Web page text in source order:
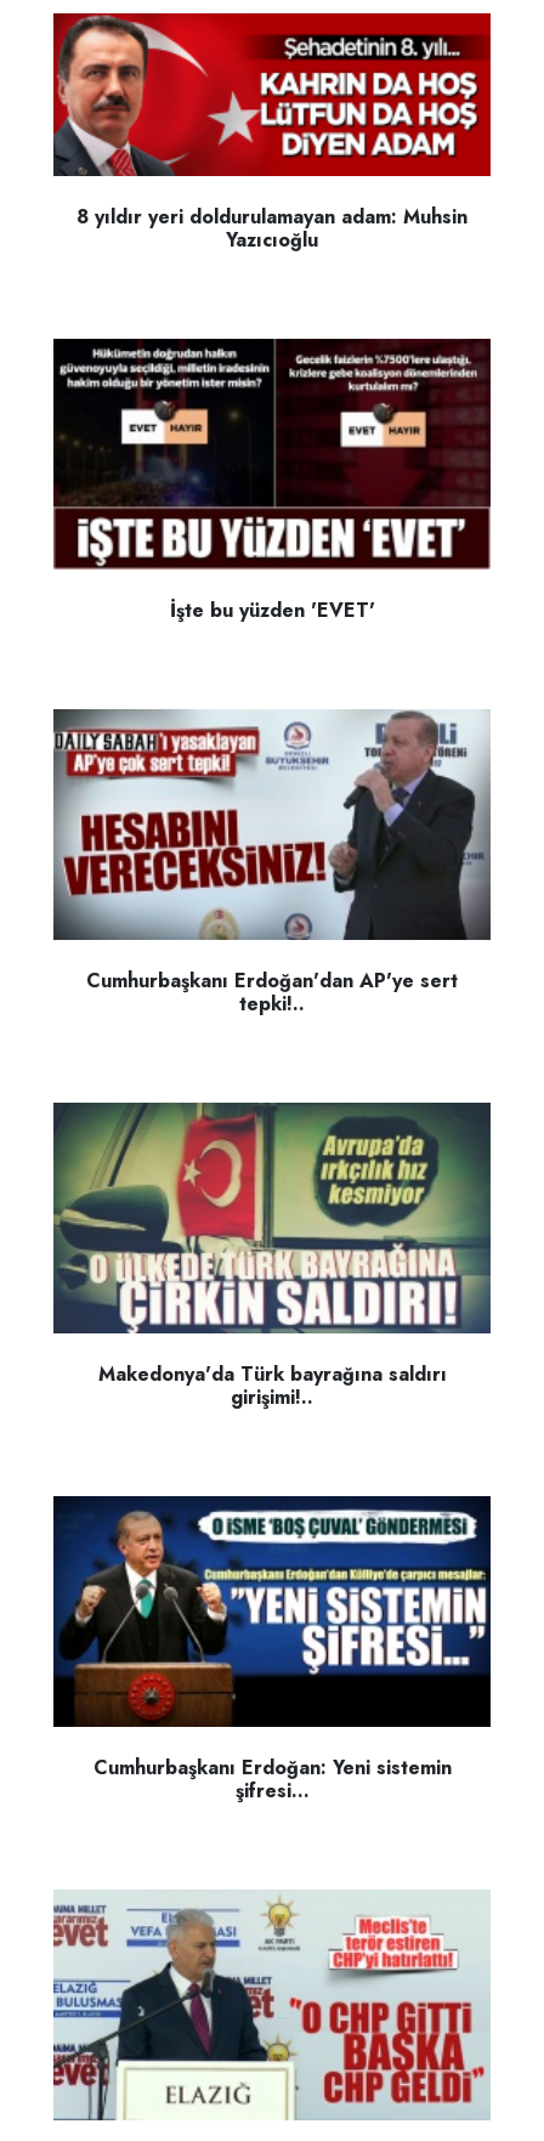
8 yıldır yeri doldurulamayan adam: Muhsin
Yazıcıoğlu
İşte bu yüzden 'EVET'
Cumhurbaşkanı Erdoğan'dan AP'ye sert
tepki!..
Makedonya'da Türk bayrağına saldırı
girişimi!..
Cumhurbaşkanı Erdoğan: Yeni sistemin
şifresi...